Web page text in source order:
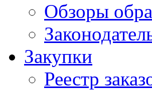
Обзоры
Закупки
Реестр